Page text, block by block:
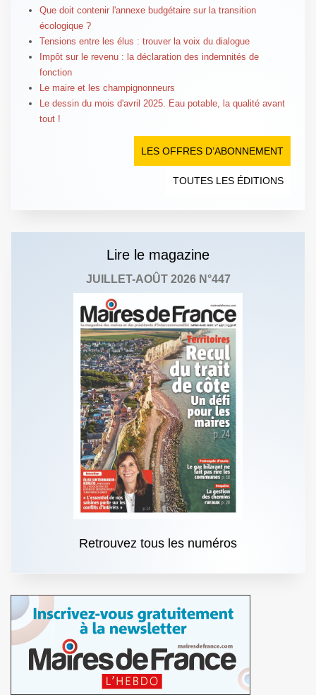
Que doit contenir l'annexe budgétaire sur la transition
écologique ?
Tensions entre les élus : trouver la voix du dialogue
Impôt sur le revenu : la déclaration des indemnités de
fonction
Le maire et les champignonneurs
Le dessin du mois d'avril 2025. Eau potable, la qualité avant
tout !
LES OFFRES D’ABONNEMENT
TOUTES LES ÉDITIONS
Lire le magazine
JUILLET-AOÛT 2026 N°447
Retrouvez tous les numéros